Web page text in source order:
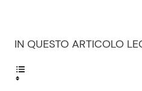
IN QUESTO ARTICOLO